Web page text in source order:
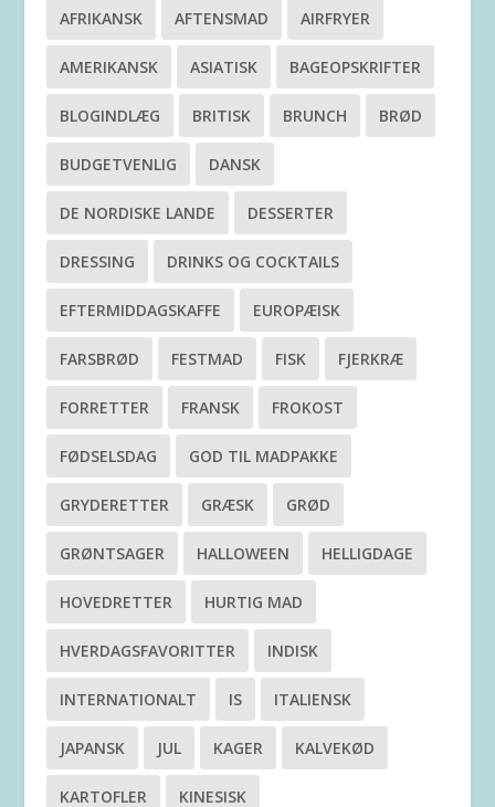
AFRIKANSK AFTENSMAD AIRFRYER
AMERIKANSK ASIATISK BAGEOPSKRIFTER
BLOGINDLÆG BRITISK BRUNCH BRØD
BUDGETVENLIG DANSK
DE NORDISKE LANDE DESSERTER
DRESSING DRINKS OG COCKTAILS
EFTERMIDDAGSKAFFE EUROPÆISK
FARSBRØD FESTMAD FISK FJERKRÆ
FORRETTER FRANSK FROKOST
FØDSELSDAG GOD TIL MADPAKKE
GRYDERETTER GRÆSK GRØD
GRØNTSAGER HALLOWEEN HELLIGDAGE
HOVEDRETTER HURTIG MAD
HVERDAGSFAVORITTER INDISK
INTERNATIONALT IS ITALIENSK
JAPANSK JUL KAGER KALVEKØD
KARTOFLER KINESISK